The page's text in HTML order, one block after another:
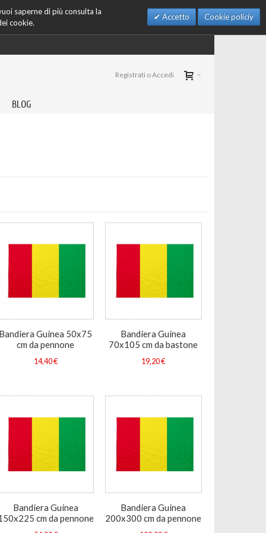
saperne di più consulta la
cookie.
Accetto Cookie policiy
Registrati o Accedi
BLOG
Bandiera Guinea 50x75
cm da pennone
14,40 €
Bandiera Guinea
70x105 cm da bastone
19,20 €
Bandiera Guinea
cm da pennone
Bandiera Guinea
200x300 cm da pennone